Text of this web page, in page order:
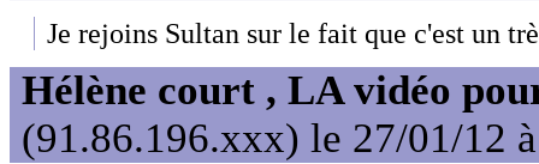
Je rejoins Sultan sur le fait que c'est un
Hélène court , LA vidéo
(91.86.196.xxx) le 27/01/12